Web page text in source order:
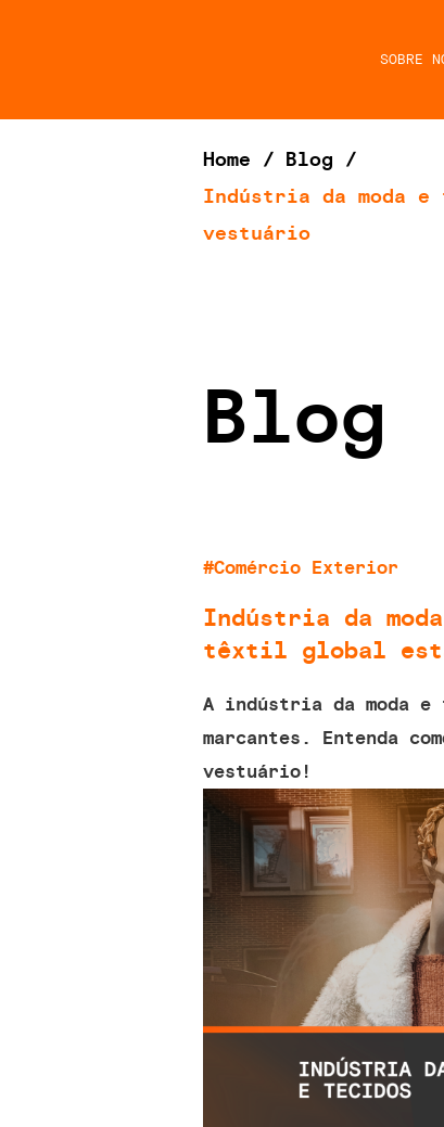
SOBRE
Home / Blog /
Indústria da moda
vestuário
Blog
#Comércio Exterior
Indústria da
têxtil global
A indústria da moda e
marcantes. Entenda
vestuário!